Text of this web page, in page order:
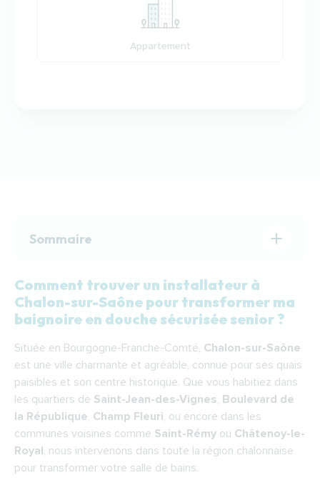
Appartement
Sommaire
Comment trouver un installateur à Chalon-
sur-Saône pour transformer ma baignoire en
Quelles sont les étapes de la pose d’une
douche à l’italienne senior à Chalon-sur-Saône
Quel est le coût pour remplacer une
baignoire par une douche senior à Chalon-sur-
Saône ?
Comment trouver un installateur à
Chalon-sur-Saône pour transformer ma
baignoire en douche sécurisée senior ?
Située en Bourgogne-Franche-Comté, Chalon-sur-Saône
est une ville charmante et agréable, connue pour ses quais
paisibles et son centre historique. Que vous habitiez dans
les quartiers de Saint-Jean-des-Vignes, Boulevard de
la République, Champ Fleuri, ou encore dans les
communes voisines comme Saint-Rémy ou Châtenoy-le-
Royal, nous intervenons dans toute la région chalonnaise
pour transformer votre salle de bains.